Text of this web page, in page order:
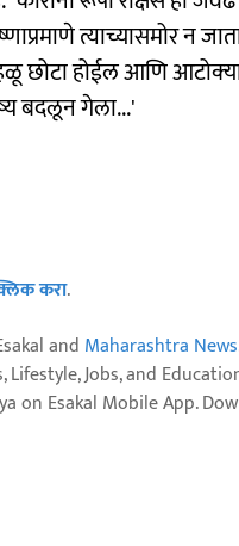
त्याच्यासमोर न
छोटा होईल आणि
बदलून गेला...'
करा.
and Maharashtra News
Jobs, and Education
on Esakal Mobile App.